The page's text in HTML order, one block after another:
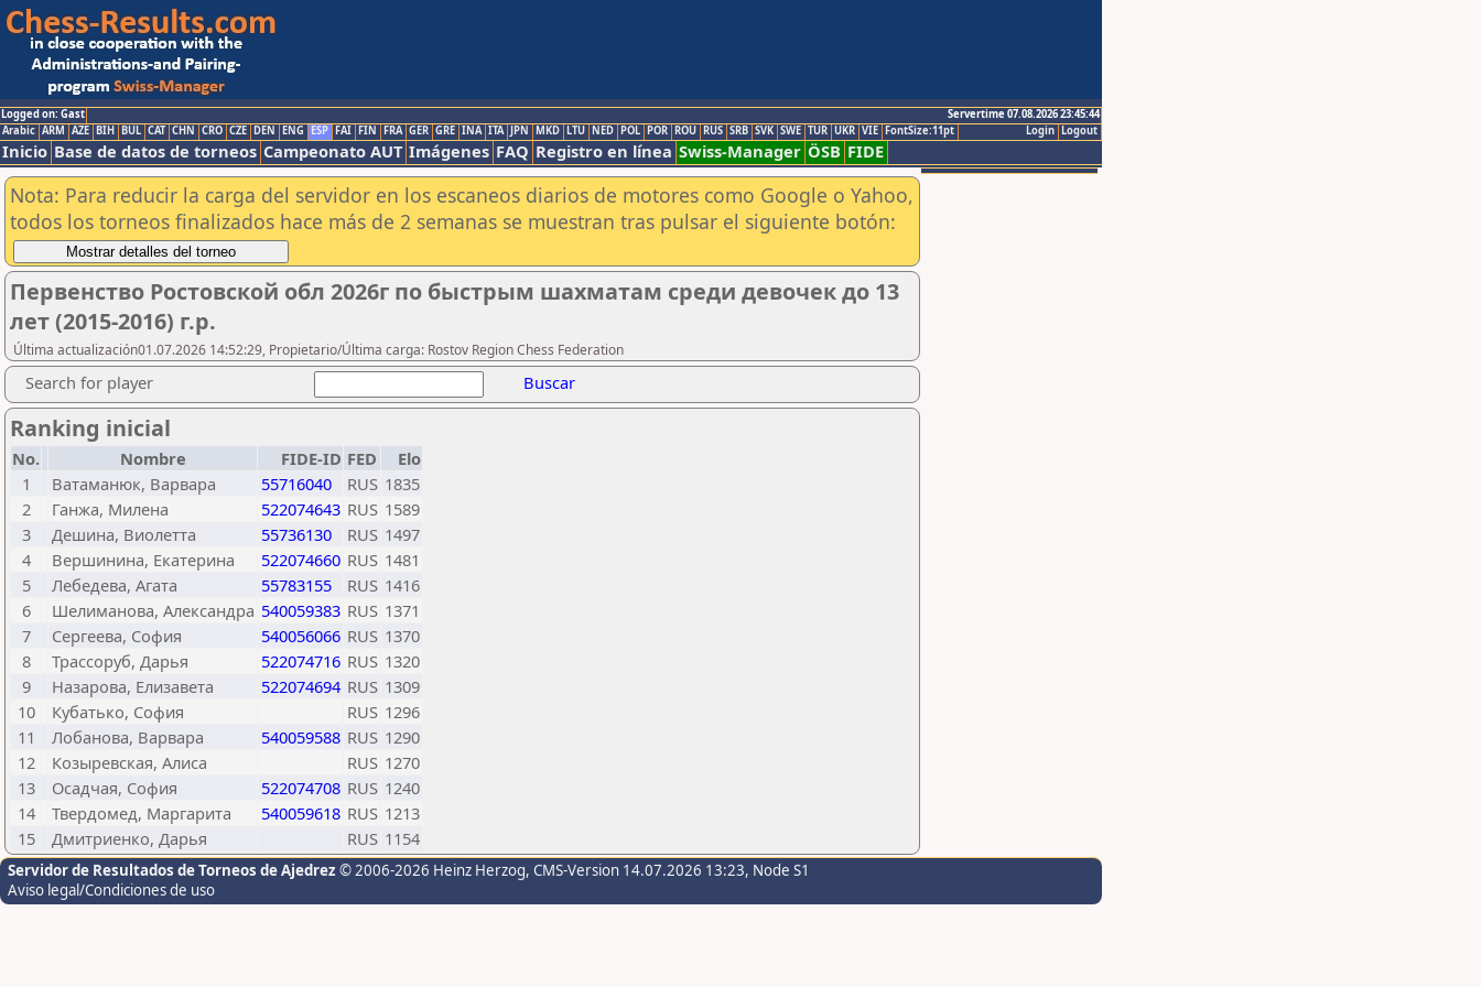
Logged on: Gast
Servertime 07.08.2026 23:45:44
Logout
Login
Arabic ARM AZE BIH BUL CAT CHN CRO CZE DEN ENG ESP FAI FIN FRA GER GRE INA ITA JPN MKD LTU NED POL POR ROU RUS SRB SVK SWE TUR UKR VIE FontSize:11pt
Inicio Base de datos de torneos Campeonato AUT Imágenes FAQ Registro en línea Swiss-Manager ÖSB FIDE
Nota: Para reducir la carga del servidor en los escaneos diarios de motores como Google o Yahoo,
todos los torneos finalizados hace más de 2 semanas se muestran tras pulsar el siguiente botón:
Первенство Ростовской обл 2026г по быстрым шахматам среди девочек до 13
лет (2015-2016) г.р.
Última actualización01.07.2026 14:52:29, Propietario/Última carga: Rostov Region Chess Federation
Search for player Buscar
Ranking inicial
No. Nombre FIDE-ID FED
Elo
1
Ватаманюк, Варвара 55716040 RUS 1835
2
Ганжа, Милена 522074643 RUS 1589
3
Дешина, Виолетта 55736130 RUS 1497
4
Вершинина, Екатерина 522074660 RUS 1481
5
Лебедева, Агата 55783155 RUS 1416
6
Шелиманова, Александра 540059383 RUS 1371
7
Сергеева, София 540056066 RUS 1370
8
Трассоруб, Дарья 522074716 RUS 1320
9
Назарова, Елизавета 522074694 RUS 1309
10
Кубатько, София RUS 1296
11
Лобанова, Варвара 540059588 RUS 1290
12
Козыревская, Алиса RUS 1270
13
Осадчая, София 522074708 RUS 1240
14
Твердомед, Маргарита 540059618 RUS 1213
15
Дмитриенко, Дарья RUS 1154
Servidor de Resultados de Torneos de Ajedrez © 2006-2026 Heinz Herzog, CMS-Version 14.07.2026 13:23, Node S1
Aviso legal/Condiciones de uso